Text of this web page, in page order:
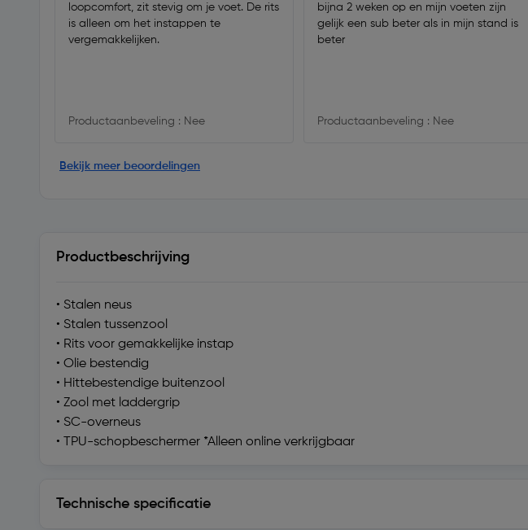
loopcomfort, zit stevig om je voet. De rits
is alleen om het instappen te
vergemakkelijken.
Productaanbeveling : Nee
bijna 2 weken op en mijn voeten zijn
gelijk een sub beter als in mijn stand is
beter
Productaanbeveling : Nee
Bekijk meer beoordelingen
Productbeschrijving
• Stalen neus
• Stalen tussenzool
• Rits voor gemakkelijke instap
• Olie bestendig
• Hittebestendige buitenzool
• Zool met laddergrip
• SC-overneus
• TPU-schopbeschermer *Alleen online verkrijgbaar
Technische specificatie